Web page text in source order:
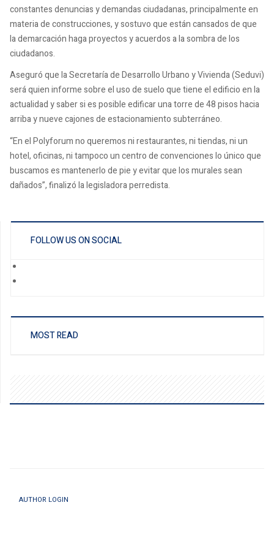
constantes denuncias y demandas ciudadanas, principalmente en
materia de construcciones, y sostuvo que están cansados de que
la demarcación haga proyectos y acuerdos a la sombra de los
ciudadanos.
Aseguró que la Secretaría de Desarrollo Urbano y Vivienda (Seduvi)
será quien informe sobre el uso de suelo que tiene el edificio en la
actualidad y saber si es posible edificar una torre de 48 pisos hacia
arriba y nueve cajones de estacionamiento subterráneo.
“En el Polyforum no queremos ni restaurantes, ni tiendas, ni un
hotel, oficinas, ni tampoco un centro de convenciones lo único que
buscamos es mantenerlo de pie y evitar que los murales sean
dañados”, finalizó la legisladora perredista.
FOLLOW US ON SOCIAL
MOST READ
AUTHOR LOGIN